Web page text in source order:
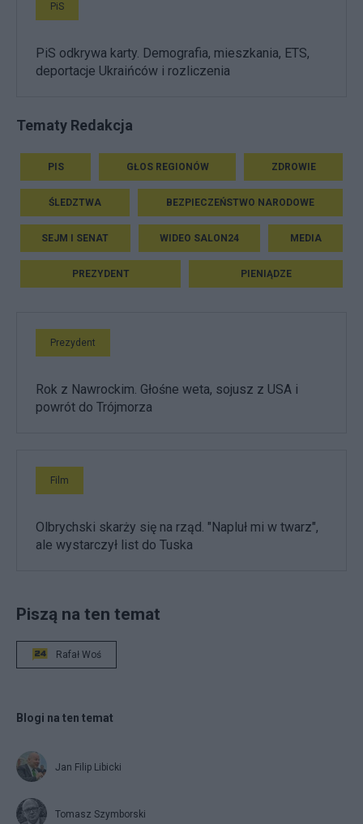
PiS
PiS odkrywa karty. Demografia, mieszkania, ETS,
deportacje Ukraińców i rozliczenia
Tematy Redakcja
PIS GŁOS REGIONÓW ZDROWIE
ŚLEDZTWA BEZPIECZEŃSTWO NARODOWE
SEJM I SENAT WIDEO SALON24 MEDIA
PREZYDENT PIENIĄDZE
Prezydent
Rok z Nawrockim. Głośne weta, sojusz z USA i
powrót do Trójmorza
Film
Olbrychski skarży się na rząd. "Napluł mi w twarz",
ale wystarczył list do Tuska
Piszą na ten temat
Rafał Woś
Blogi na ten temat
Jan Filip Libicki
Tomasz Szymborski